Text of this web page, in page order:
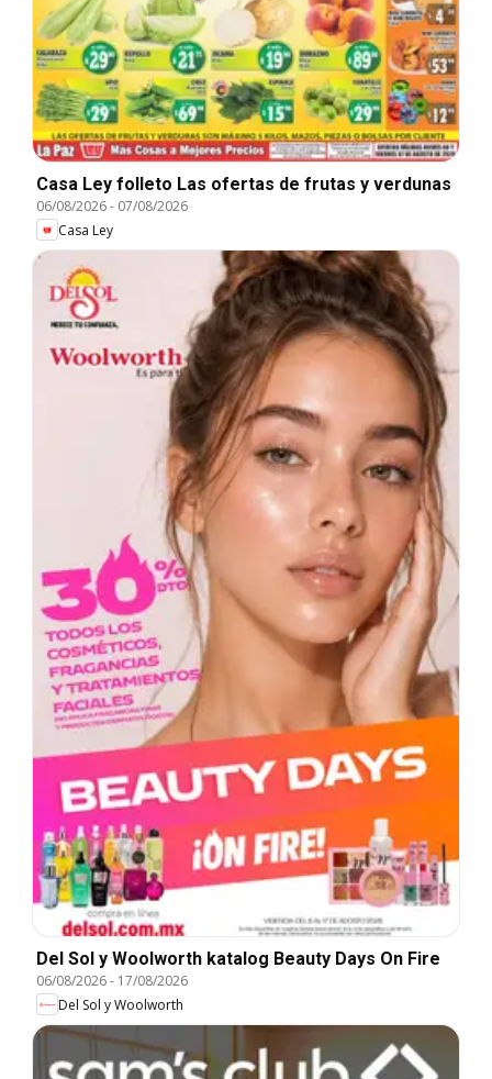
Casa Ley folleto Las ofertas de frutas y verdunas
06/08/2026- 07/08/2026
Casa Ley
Del Sol y Woolworth katalog Beauty Days On Fire
06/08/2026- 17/08/2026
Del Sol y Woolworth